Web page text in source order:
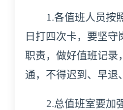
1.各值班人员按
日打四次卡，要坚守
职责，做好值班记录
通，不得迟到、早退
2.总值班室要加